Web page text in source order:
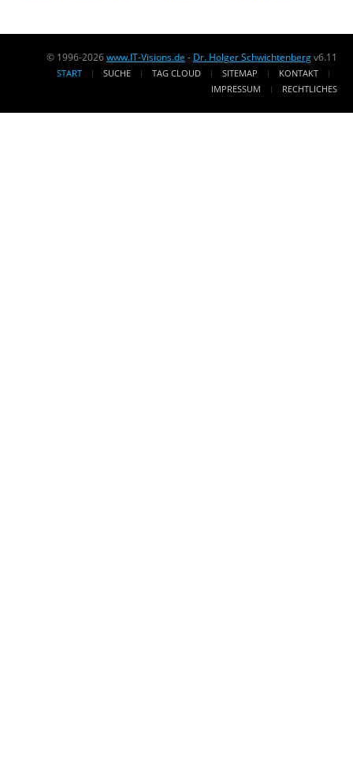
© 1996-2026www.IT-Visions.de - Dr. Holger Schwichtenbergv6.11
START SUCHE TAG CLOUD SITEMAP
KONTAKT
IMPRESSUM
RECHTLICHES